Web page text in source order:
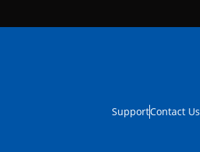
SupportContact Us